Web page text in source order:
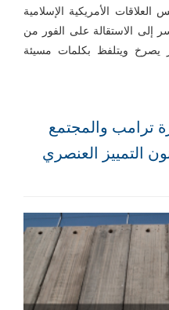
2018 دعا مجلس العلاقات الأمريكية الإسلامية
الاستقالة على الفور من
ويتلفظ بكلمات مسيئة
ترامب والمجتمع
التمييز العنصري